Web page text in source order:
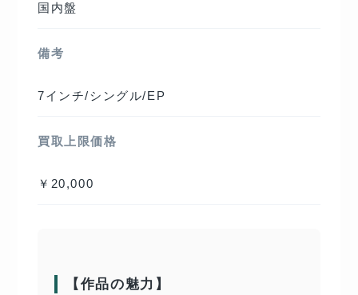
国内盤
備考
7インチ/シングル/EP
買取上限価格
￥20,000
【作品の魅力】